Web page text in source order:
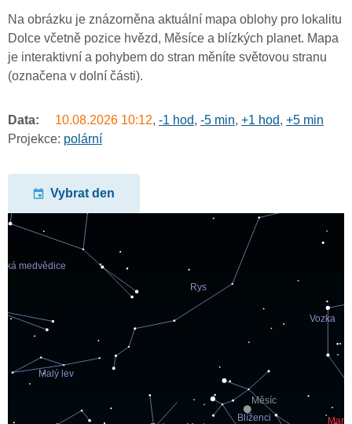
Na obrázku je znázorněna aktuální mapa oblohy pro lokalitu
Dolce včetně pozice hvězd, Měsíce a blízkých planet. Mapa
je interaktivní a pohybem do stran měníte světovou stranu
(označena v dolní části).
Data: 10.08.2026 10:12, -1 hod, -5 min, +1 hod, +5 min
Projekce: polární
Vybrat den
undefined
undefined